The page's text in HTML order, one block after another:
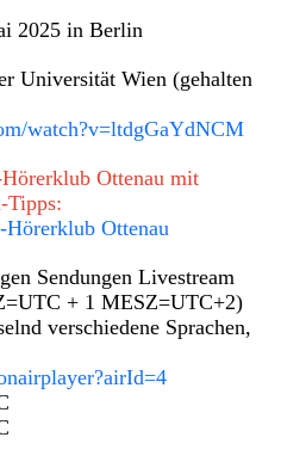
2025 in Berlin
Universität Wien (gehalten
watch?v=ltdgGaYdNCM
Ottenau mit
Tipps:
Ottenau
Sendungen Livestream
+ 1 MESZ=UTC+2)
verschiedene Sprachen,